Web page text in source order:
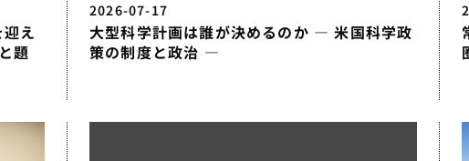
え
題
2026-07-17
大型科学計画は誰が決めるのか — 米国科学政
策の制度と政治 —